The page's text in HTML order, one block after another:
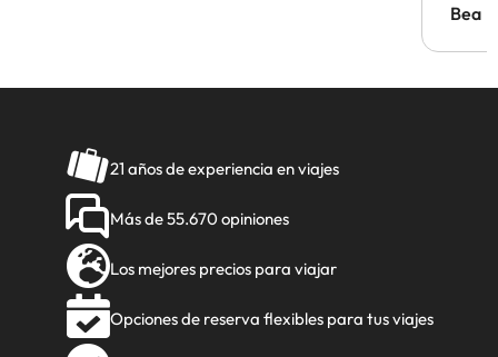
Bea
21 años de experiencia en viajes
Más de 55.670 opiniones
Los mejores precios para viajar
Opciones de reserva flexibles para tus viajes